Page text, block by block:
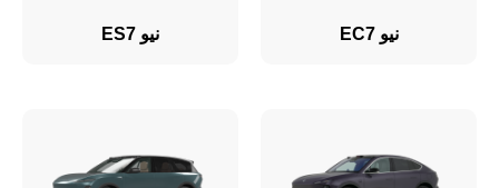
نيو EC7 نيو ES7